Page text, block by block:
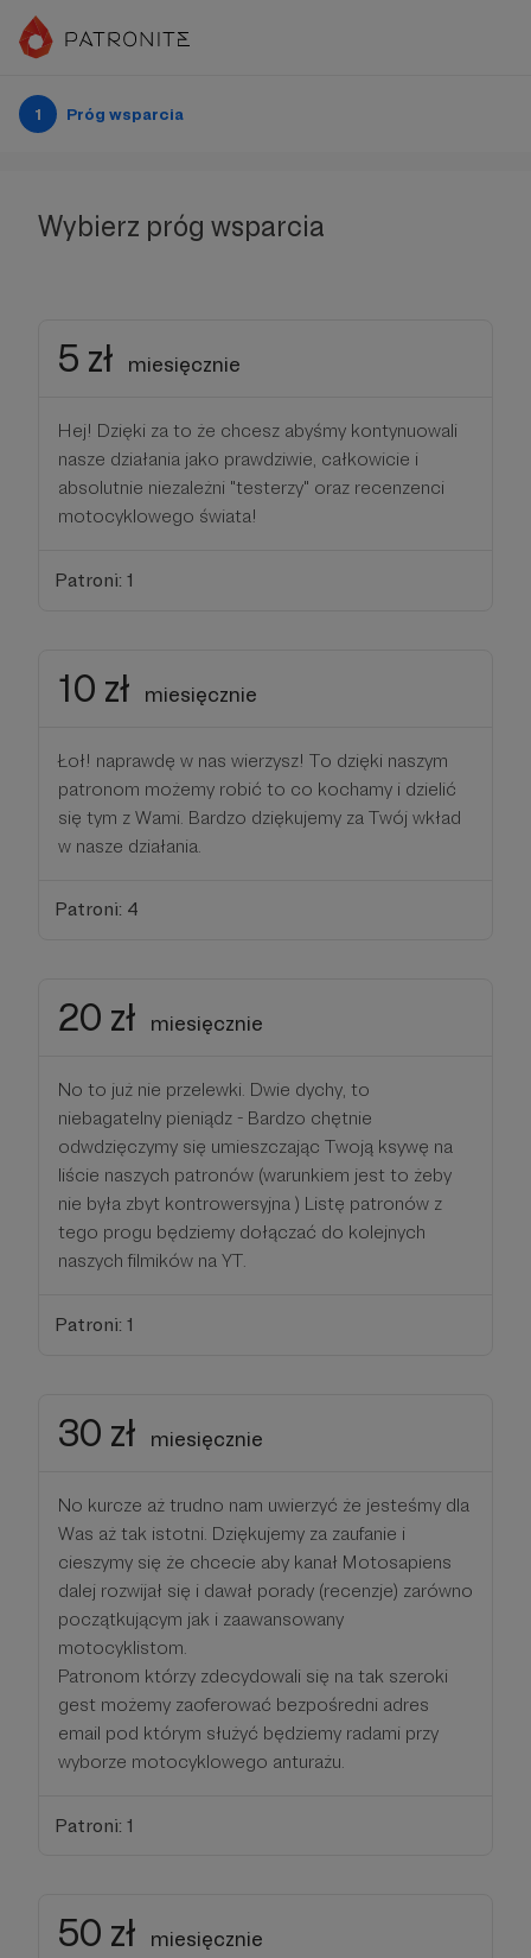
1 Próg wsparcia
Wybierz próg wsparcia
5 zł miesięcznie
Hej! Dzięki za to że chcesz abyśmy kontynuowali
nasze działania jako prawdziwie, całkowicie i
absolutnie niezależni "testerzy" oraz recenzenci
motocyklowego świata!
Patroni: 1
10 zł miesięcznie
Łoł! naprawdę w nas wierzysz! To dzięki naszym
patronom możemy robić to co kochamy i dzielić
się tym z Wami. Bardzo dziękujemy za Twój wkład
w nasze działania.
Patroni: 4
20 zł miesięcznie
No to już nie przelewki. Dwie dychy, to
niebagatelny pieniądz - Bardzo chętnie
odwdzięczymy się umieszczając Twoją ksywę na
liście naszych patronów (warunkiem jest to żeby
nie była zbyt kontrowersyjna ) Listę patronów z
tego progu będziemy dołączać do kolejnych
naszych filmików na YT.
Patroni: 1
30 zł miesięcznie
No kurcze aż trudno nam uwierzyć że jesteśmy dla
Was aż tak istotni. Dziękujemy za zaufanie i
cieszymy się że chcecie aby kanał Motosapiens
dalej rozwijał się i dawał porady (recenzje) zarówno
początkującym jak i zaawansowany
motocyklistom.
Patronom którzy zdecydowali się na tak szeroki
gest możemy zaoferować bezpośredni adres
email pod którym służyć będziemy radami przy
wyborze motocyklowego anturażu.
Patroni: 1
50 zł miesięcznie